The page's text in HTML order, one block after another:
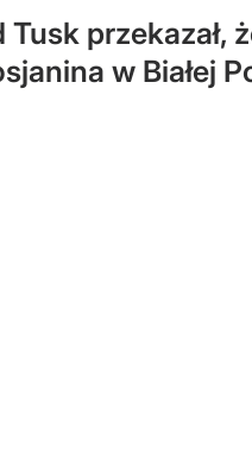
Tusk przekazał,
w Białej